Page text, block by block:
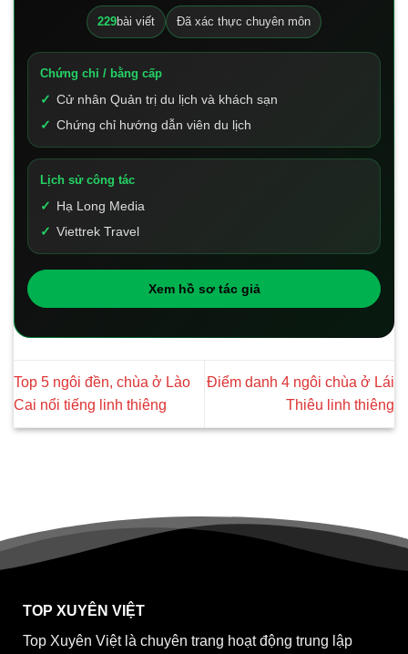
229bài viết Đã xác thực chuyên môn
Chứng chỉ / bằng cấp
Cử nhân Quản trị du lịch và khách sạn
Chứng chỉ hướng dẫn viên du lịch
Lịch sử công tác
Hạ Long Media
Viettrek Travel
Xem hồ sơ tác giả
Top 5 ngôi đền, chùa ở Lào
Cai nổi tiếng linh thiêng
Điểm danh 4 ngôi chùa ở Lái
Thiêu linh thiêng
TOP XUYÊN VIỆT
Top Xuyên Việt là chuyên trang hoạt động trung lập